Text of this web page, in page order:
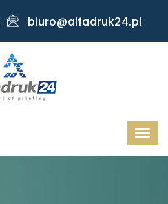
biuro@alfadruk24.pl